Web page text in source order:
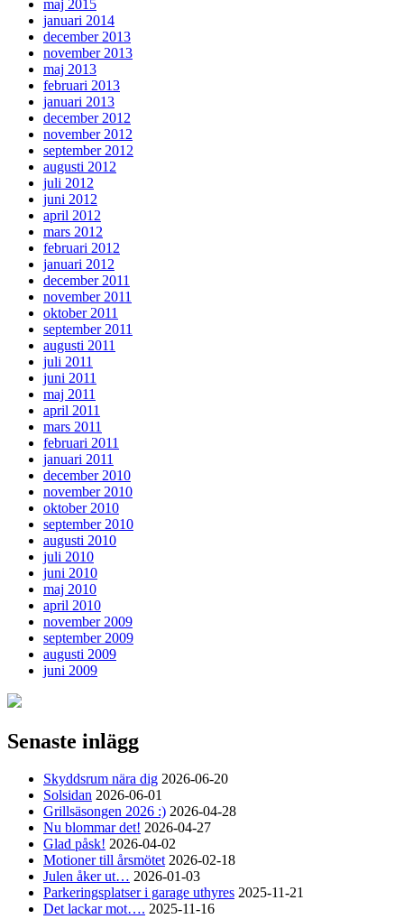
maj 2015
januari 2014
december 2013
november 2013
maj 2013
februari 2013
januari 2013
december 2012
november 2012
september 2012
augusti 2012
juli 2012
juni 2012
april 2012
mars 2012
februari 2012
januari 2012
december 2011
november 2011
oktober 2011
september 2011
augusti 2011
juli 2011
juni 2011
maj 2011
april 2011
mars 2011
februari 2011
januari 2011
december 2010
november 2010
oktober 2010
september 2010
augusti 2010
juli 2010
juni 2010
maj 2010
april 2010
november 2009
september 2009
augusti 2009
juni 2009
Senaste inlägg
Skyddsrum nära dig 2026-06-20
Solsidan 2026-06-01
Grillsäsongen 2026 :) 2026-04-28
Nu blommar det! 2026-04-27
Glad påsk! 2026-04-02
Motioner till årsmötet 2026-02-18
Julen åker ut… 2026-01-03
Parkeringsplatser i garage uthyres 2025-11-21
Det lackar mot…. 2025-11-16